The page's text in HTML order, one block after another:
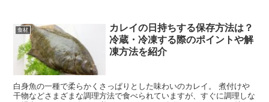
食材
カレイの日持ちする保存方法は？
冷蔵・冷凍する際のポイントや解
凍方法を紹介
白身魚の一種で柔らかくさっぱりとした味わいのカレイ。 煮付けや
干物などさまざまな調理方法で食べられていますが、すぐに調理しな